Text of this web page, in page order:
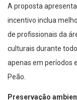
incentivo inclua
de profissionais da
culturais durante
apenas em períodos
Peão.